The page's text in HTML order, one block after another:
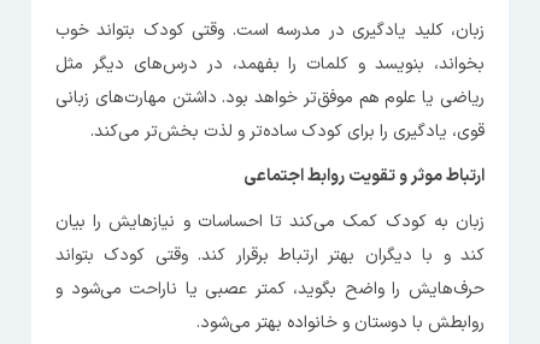
زبان، کلید یادگیری در مدرسه است. وقتی کودک بتواند خوب
بخواند، بنویسد و کلمات را بفهمد، در درس‌های دیگر مثل
ریاضی یا علوم هم موفق‌تر خواهد بود. داشتن مهارت‌های زبانی
قوی، یادگیری را برای کودک ساده‌تر و لذت‌ بخش‌تر می‌کند.
ارتباط موثر و تقویت روابط اجتماعی
زبان به کودک کمک می‌کند تا احساسات و نیازهایش را بیان
کند و با دیگران بهتر ارتباط برقرار کند. وقتی کودک بتواند
حرف‌هایش را واضح بگوید، کمتر عصبی یا ناراحت می‌شود و
روابطش با دوستان و خانواده بهتر می‌شود.